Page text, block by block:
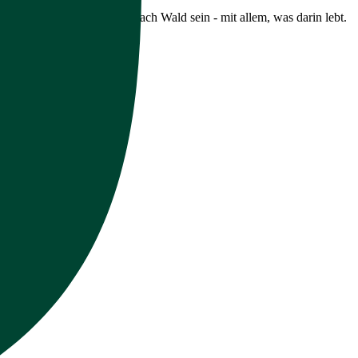
darf vor allem eins: einfach Wald sein - mit allem, was darin lebt.